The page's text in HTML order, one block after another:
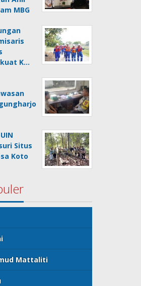
MBG
K…
Situs
Koto
Mattaliti